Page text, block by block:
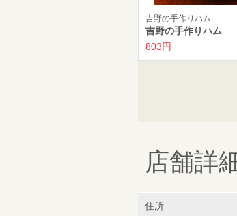
吉野の手作りハム
吉野の手作りハム
803円
店舗詳
住所